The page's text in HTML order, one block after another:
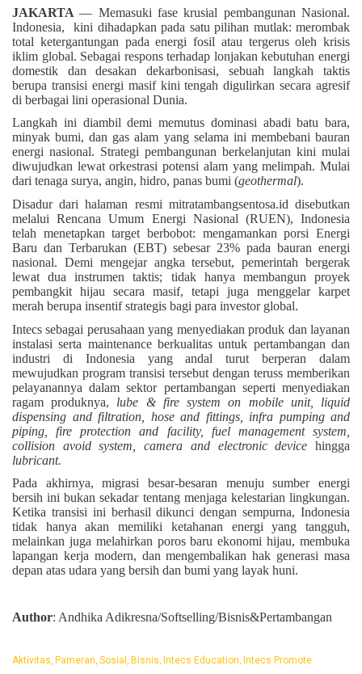
JAKARTA— Memasuki fase krusial pembangunan Nasional.
Indonesia, kini dihadapkan pada satu pilihan mutlak: merombak
total ketergantungan pada energi fosil atau tergerus oleh krisis
iklim global. Sebagai respons terhadap lonjakan kebutuhan energi
domestik dan desakan dekarbonisasi, sebuah langkah taktis
berupa transisi energi masif kini tengah digulirkan secara agresif
di berbagai lini operasional Dunia.
Langkah ini diambil demi memutus dominasi abadi batu bara,
minyak bumi, dan gas alam yang selama ini membebani bauran
energi nasional. Strategi pembangunan berkelanjutan kini mulai
diwujudkan lewat orkestrasi potensi alam yang melimpah. Mulai
dari tenaga surya, angin, hidro, panas bumi (geothermal).
Disadur dari halaman resmi mitratambangsentosa.id disebutkan
melalui Rencana Umum Energi Nasional (RUEN), Indonesia
telah menetapkan target berbobot: mengamankan porsi Energi
Baru dan Terbarukan (EBT) sebesar 23% pada bauran energi
nasional. Demi mengejar angka tersebut, pemerintah bergerak
lewat dua instrumen taktis; tidak hanya membangun proyek
pembangkit hijau secara masif, tetapi juga menggelar karpet
merah berupa insentif strategis bagi para investor global.
Intecs sebagai perusahaan yang menyediakan produk dan layanan
instalasi serta maintenance berkualitas untuk pertambangan dan
industri di Indonesia yang andal turut berperan dalam
mewujudkan program transisi tersebut dengan teruss memberikan
pelayanannya dalam sektor pertambangan seperti menyediakan
ragam produknya, lube & fire system on mobile unit, liquid
dispensing and filtration, hose and fittings, infra pumping and
piping, fire protection and facility, fuel management system,
collision avoid system, camera and electronic device hingga
lubricant.
Pada akhirnya, migrasi besar-besaran menuju sumber energi
bersih ini bukan sekadar tentang menjaga kelestarian lingkungan.
Ketika transisi ini berhasil dikunci dengan sempurna, Indonesia
tidak hanya akan memiliki ketahanan energi yang tangguh,
melainkan juga melahirkan poros baru ekonomi hijau, membuka
lapangan kerja modern, dan mengembalikan hak generasi masa
depan atas udara yang bersih dan bumi yang layak huni.
Author: Andhika Adikresna/Softselling/Bisnis&Pertambangan
Aktivitas Pameran Sosial Bisnis Intecs Education Intecs Promote